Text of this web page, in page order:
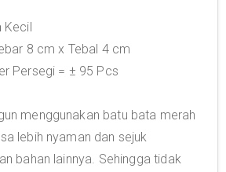
Kecil
8 cm x Tebal 4 cm
Persegi = ± 95 Pcs
menggunakan batu bata merah
lebih nyaman dan sejuk
bahan lainnya. Sehingga tidak